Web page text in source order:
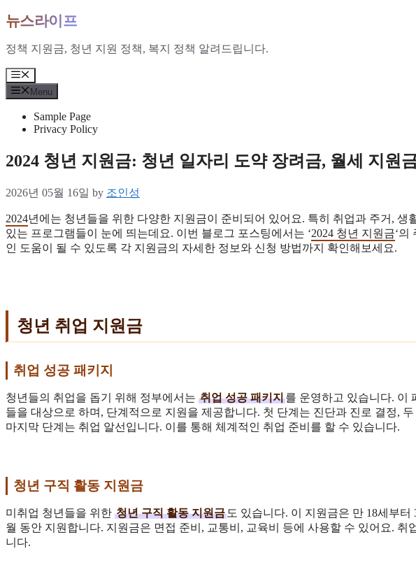
Skip
to
content
뉴스라이프
정책 지원금, 청년 지원 정책, 복지 정책 알려드립니다.
Menu
Menu
Sample Page
Privacy Policy
2024 청년 지원금: 청년 일자리 도약 장려금, 월세 지원
2026년 05월 16일 by 조인성
2024년에는 청년들을 위한 다양한 지원금이 준비되어 있어요. 특히 취업과 주거,
있는 프로그램들이 눈에 띄는데요. 이번 블로그 포스팅에서는 ‘2024 청년 지원금‘의
인 도움이 될 수 있도록 각 지원금의 자세한 정보와 신청 방법까지 확인해보세요.
청년 취업 지원금
취업 성공 패키지
청년들의 취업을 돕기 위해 정부에서는 취업 성공 패키지를 운영하고 있습니다. 이
들을 대상으로 하며, 단계적으로 지원을 제공합니다. 첫 단계는 진단과 진로 결정,
마지막 단계는 취업 알선입니다. 이를 통해 체계적인 취업 준비를 할 수 있습니다.
청년 구직 활동 지원금
미취업 청년들을 위한 청년 구직 활동 지원금도 있습니다. 이 지원금은 만 18세부
월 동안 지원합니다. 지원금은 면접 준비, 교통비, 교육비 등에 사용할 수 있어요. 취
니다.